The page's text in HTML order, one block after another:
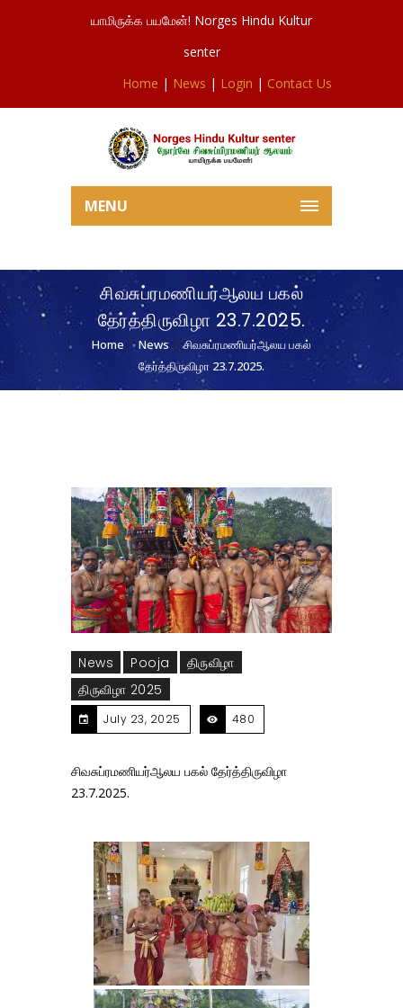
யாமிருக்க பயமேன்! Norges Hindu Kultur
senter
Home | News | Login | Contact Us
MENU
சிவசுப்ரமணியர்ஆலய பகல்
தேர்த்திருவிழா 23.7.2025.
Home News
சிவசுப்ரமணியர்ஆலய பகல்
தேர்த்திருவிழா 23.7.2025.
News Pooja
திருவிழா
திருவிழா 2025
July 23, 2025 480
சிவசுப்ரமணியர்ஆலய பகல் தேர்த்திருவிழா
23.7.2025.